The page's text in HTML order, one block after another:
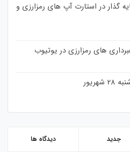
گذار در استارت‌ آپ‌ های رمزارزی و
های رمزارزی در یوتیوب
جدید دیدگاه ها